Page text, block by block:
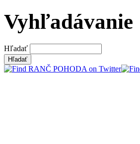
Vyhľadávanie
Hľadať